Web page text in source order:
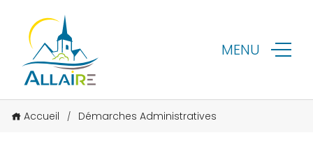
MENU
Accueil / Démarches Administratives